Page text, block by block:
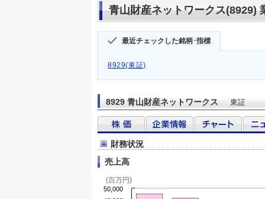
青山財産ネットワークス(8929)
最近チェックした銘柄･指標
8929(東証)
8929 青山財産ネットワークス 東証